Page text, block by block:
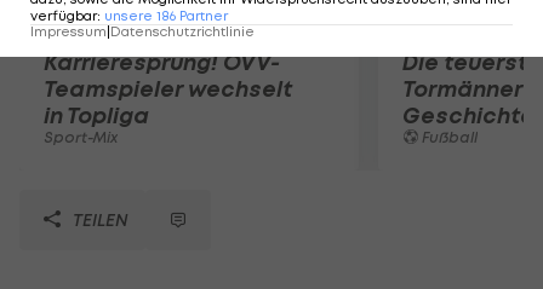
Karrieresprung! ÖVV-
Teamspieler wechselt
in Topliga
Sport-Mix
Die
Tormänner
Geschichte
Fußball
TEILEN
verfügbar: unsere 186 Partner
Impressum Datenschutzrichtlinie